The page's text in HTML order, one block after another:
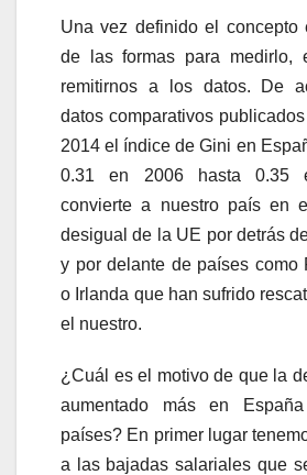
Una vez definido el
de las formas para medirlo,
remitirnos a los datos. De
datos comparativos
2014 el índice de Gini en
0.31 en 2006 hasta 0.35
convierte a nuestro país en
desigual de la UE por detrás
y por delante de países como
o Irlanda que han sufrido
el nuestro.
¿Cuál es el motivo de que la
aumentado más en
países? En primer lugar
a las bajadas salariales que